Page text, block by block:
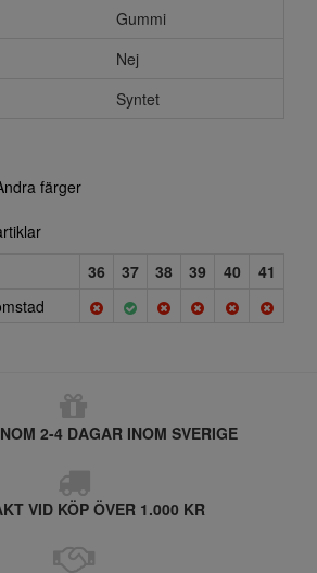
Gummi
Nej
Syntet
färger
36 37 38 39 40
41
2-4 DAGAR INOM SVERIGE
VID KÖP ÖVER 1.000 KR